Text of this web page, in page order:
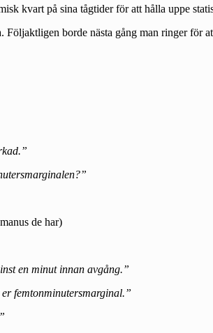
kvart på sina tågtider för att hålla uppe
borde nästa gång man ringer för
de har)
en minut innan avgång.”
femtonminutersmarginal.”